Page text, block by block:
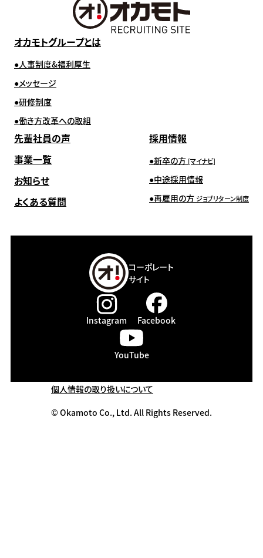
オカモトグループとは
人事制度&福利厚生
メッセージ
研修制度
働き方改革への取組
先輩社員の声
事業一覧
お知らせ
よくある質問
採用情報
新卒の方 [マイナビ]
中途採用情報
再雇用の方 ジョブリターン制度
コーポレート
サイト
Instagram Facebook
YouTube
個人情報の取り扱いについて
© Okamoto Co., Ltd. All Rights Reserved.